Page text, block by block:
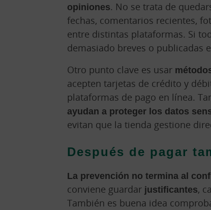
opiniones. No se trata de
fechas, comentarios recientes,
entre distintas plataformas. Si
demasiado breves o publicadas
Otro punto clave es usar
acepten tarjetas de crédito y
plataformas de pago en línea.
ayudan a proteger los datos
evitan que la tienda gestione
Después de pagar
La prevención no termina al
conviene guardar justificantes,
También es buena idea